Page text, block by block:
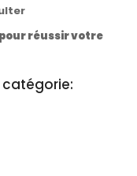
réussir votre